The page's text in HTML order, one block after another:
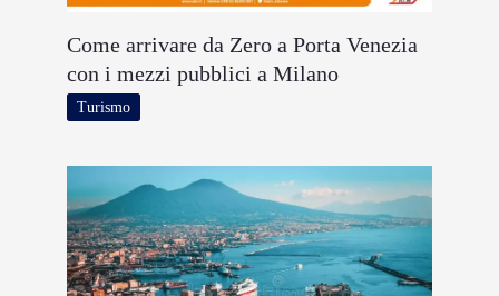
Come arrivare da Zero a Porta Venezia
con i mezzi pubblici a Milano
Turismo